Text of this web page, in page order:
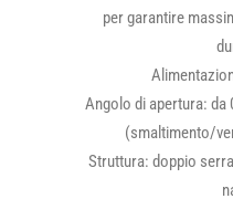
per garantire
Angolo di apertura: da
(smaltimento/
Struttura: doppio